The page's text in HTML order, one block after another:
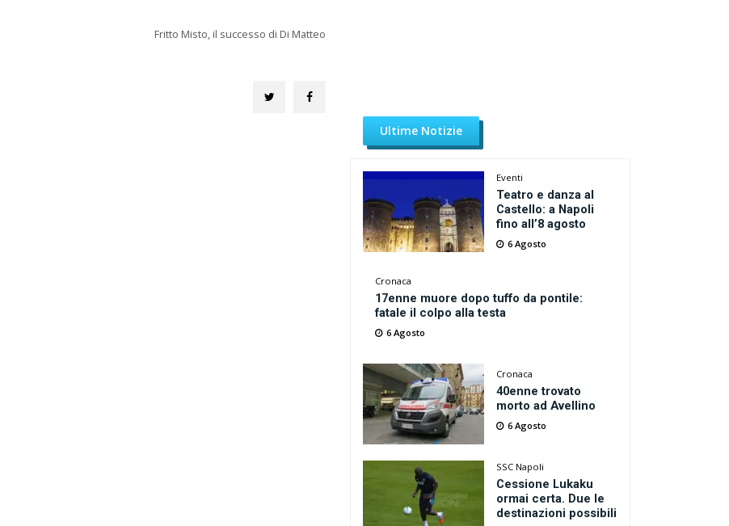
Fritto Misto, il successo di Di Matteo
Ultime Notizie
Eventi
Teatro e danza al
Castello: a Napoli
fino all’8 agosto
6 Agosto
Cronaca
17enne muore dopo tuffo da pontile:
fatale il colpo alla testa
6 Agosto
Cronaca
40enne trovato
morto ad Avellino
6 Agosto
SSC Napoli
Cessione Lukaku
ormai certa. Due le
destinazioni possibili